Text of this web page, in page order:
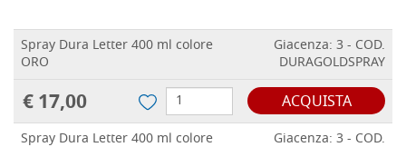
Spray Dura Letter 400 ml colore
ORO
Giacenza: 3 - COD.
DURAGOLDSPRAY
€ 17,00 ACQUISTA
Spray Dura Letter 400 ml colore
Giacenza: 3 - COD.